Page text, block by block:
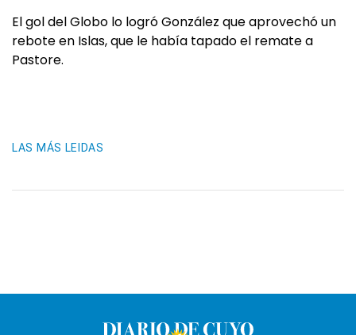
El gol del Globo lo logró González que aprovechó un
rebote en Islas, que le había tapado el remate a
Pastore.
LAS MÁS LEIDAS